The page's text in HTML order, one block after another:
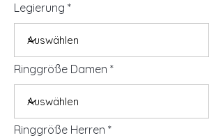
Legierung
Ringgröße Damen
Ringgröße Herren